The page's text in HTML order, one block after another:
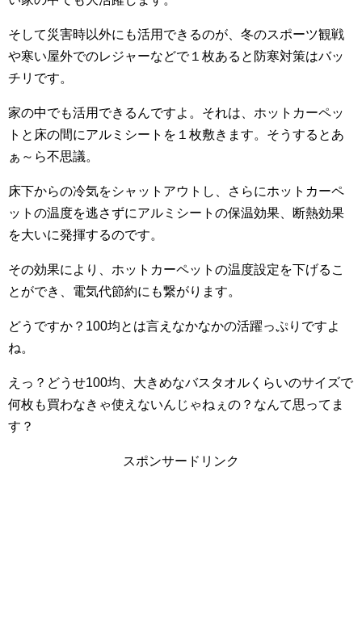
そして災害時以外にも活用できるのが、冬のスポーツ観戦
や寒い屋外でのレジャーなどで１枚あると防寒対策はバッ
チリです。
家の中でも活用できるんですよ。それは、ホットカーペッ
トと床の間にアルミシートを１枚敷きます。そうするとあ
ぁ～ら不思議。
床下からの冷気をシャットアウトし、さらにホットカーペ
ットの温度を逃さずにアルミシートの保温効果、断熱効果
を大いに発揮するのです。
その効果により、ホットカーペットの温度設定を下げるこ
とができ、電気代節約にも繋がります。
どうですか？100均とは言えなかなかの活躍っぷりですよ
ね。
えっ？どうせ100均、大きめなバスタオルくらいのサイズで
何枚も買わなきゃ使えないんじゃねぇの？なんて思ってま
す？
スポンサードリンク